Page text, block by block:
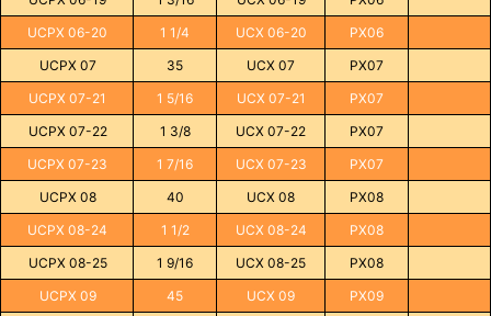
UCPX 06-20
1 1/4 UCX 06-20
PX06
UCPX 07
35 UCX 07
PX07
UCPX 07-21
1 5/16 UCX 07-21
PX07
UCPX 07-22
1 3/8 UCX 07-22
PX07
UCPX 07-23
1 7/16 UCX 07-23
PX07
UCPX 08
40 UCX 08
PX08
UCPX 08-24
1 1/2 UCX 08-24
PX08
UCPX 08-25
1 9/16 UCX 08-25
PX08
UCPX 09
45 UCX 09 PX09